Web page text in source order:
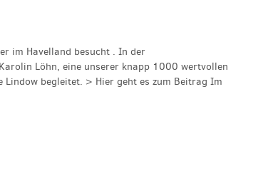
im Havelland besucht . In der
Löhn, eine unserer knapp 1000 wertvollen
Lindow begleitet. > Hier geht es zum Beitrag Im